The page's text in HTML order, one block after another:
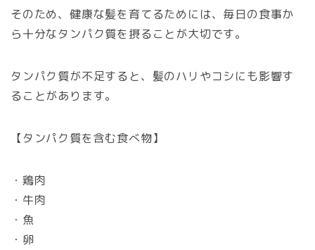
そのため、健康な髪を育てるためには、毎日の食事か
ら十分なタンパク質を摂ることが大切です。
タンパク質が不足すると、髪のハリやコシにも影響す
ることがあります。
【タンパク質を含む食べ物】
・鶏肉
・牛肉
・魚
・卵